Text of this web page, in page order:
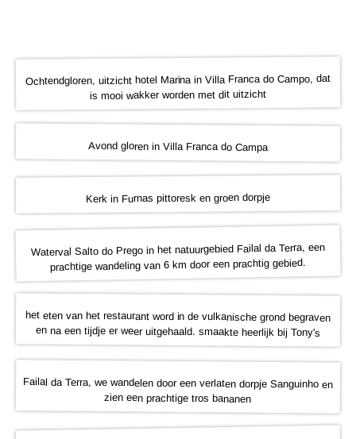
Ochtendgloren, uitzicht hotel Marina in Villa Franca do Campo, dat
is mooi wakker worden met dit uitzicht
Avond gloren in Villa Franca do Campa
Kerk in Furnas pittoresk en groen dorpje
Waterval Salto do Prego in het natuurgebied Failal da Terra, een
prachtige wandeling van 6 km door een prachtig gebied.
het eten van het restaurant word in de vulkanische grond begraven
en na een tijdje er weer uitgehaald. smaakte heerlijk bij Tony's
Failal da Terra, we wandelen door een verlaten dorpje Sanguinho en
zien een prachtige tros bananen